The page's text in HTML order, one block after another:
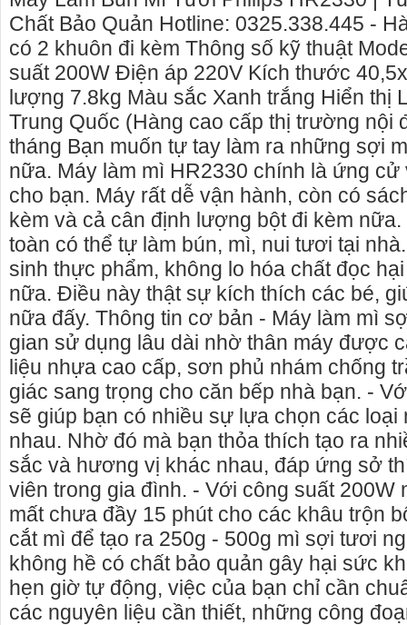
Chất Bảo Quản Hotline: 0325.338.445 -
có 2 khuôn đi kèm Thông số kỹ thuật
suất 200W Điện áp 220V Kích thước
lượng 7.8kg Màu sắc Xanh trắng Hiển thị
Trung Quốc (Hàng cao cấp thị trường nội
tháng Bạn muốn tự tay làm ra những sợi
nữa. Máy làm mì HR2330 chính là ứng cử
cho bạn. Máy rất dễ vận hành, còn có
kèm và cả cân định lượng bột đi kèm
toàn có thể tự làm bún, mì, nui tươi tại
sinh thực phẩm, không lo hóa chất đọc
nữa. Điều này thật sự kích thích các bé,
nữa đấy. Thông tin cơ bản - Máy làm mì
gian sử dụng lâu dài nhờ thân máy được
liệu nhựa cao cấp, sơn phủ nhám chống
giác sang trọng cho căn bếp nhà bạn. -
sẽ giúp bạn có nhiều sự lựa chọn các loại
nhau. Nhờ đó mà bạn thỏa thích tạo ra
sắc và hương vị khác nhau, đáp ứng sở
viên trong gia đình. - Với công suất 200W
mất chưa đầy 15 phút cho các khâu trộn
cắt mì để tạo ra 250g - 500g mì sợi tươi
không hề có chất bảo quản gây hại sức
hẹn giờ tự động, việc của bạn chỉ cần
các nguyên liệu cần thiết, những công
Cho thuê xe du lịch Pleiku Gia Lai -
cho thuê xe xe lịch tại Pleiku, Gia Lai
Gọi ngay: 0906.483.699 -
0868.15.3579 (Mr Thái) để thuê xe du
- cty xe du lịch tại Pleiku Gia Lai chuyên
thuê xe du lịch tại Gia Lai, cho thuê xe
chỗ đến 45 chỗ.
lai>> cho thuê xe máy tại
lai rất nhiều xe mới, đẹp,
về kiểu dáng